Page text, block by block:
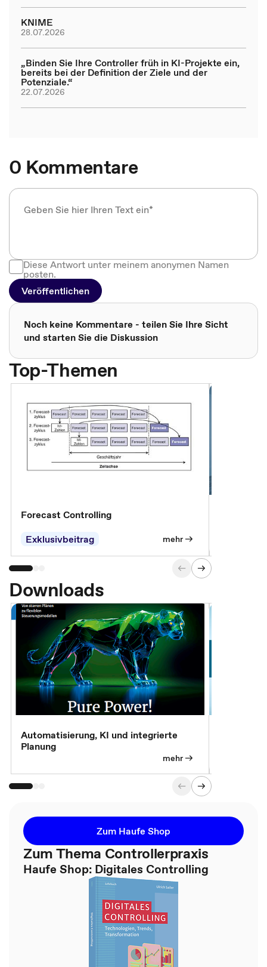
KNIME
28.07.2026
„Binden Sie Ihre Controller früh in KI-Projekte ein,
bereits bei der Definition der Ziele und der
Potenziale.“
22.07.2026
0 Kommentare
Diese Antwort unter meinem anonymen Namen
posten.
Veröffentlichen
Noch keine Kommentare - teilen Sie Ihre Sicht
und starten Sie die Diskussion
Top-Themen
Forecast Controlling
Exklusivbeitrag
mehr
Downloads
Automatisierung, KI und integrierte
Planung
mehr
Zum Haufe Shop
Zum Thema Controllerpraxis
Haufe Shop: Digitales Controlling